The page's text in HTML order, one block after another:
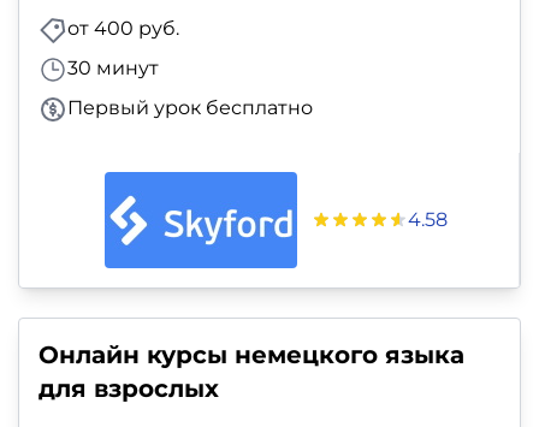
от 400 руб.
30 минут
Первый урок бесплатно
4.58
Онлайн курсы немецкого языка
для взрослых